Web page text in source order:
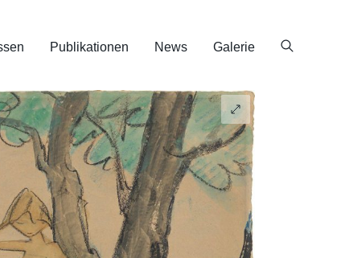
Publikationen News Galerie